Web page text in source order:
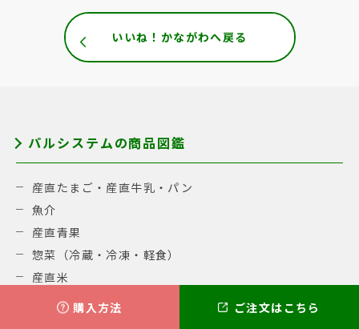
いいね！かながわへ戻る
購入方法 ご注文はこちら
パルシステムの商品図鑑
産直たまご・産直牛乳・パン
魚介
産直青果
惣菜（冷蔵・冷凍・軽食）
産直米
加工品・調味料